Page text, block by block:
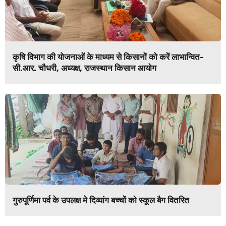
कृषि विभाग की योजनाओं के माध्यम से किसानों को करें लाभान्वित-
सी.आर. चौधरी, अध्यक्ष, राजस्थान किसान आयोग
गुरुपूर्णिमा पर्व के उपलक्ष मे दिव्यांग बच्चों को स्कूल बैग वितरित